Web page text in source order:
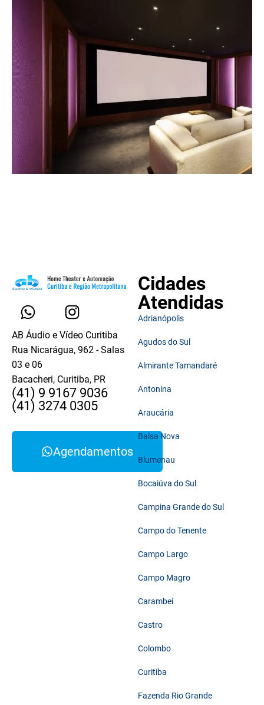
AB Áudio e Vídeo Curitiba
Rua Nicarágua, 962 - Salas
03 e 06
Bacacheri, Curitiba, PR
(41) 9 9167 9036
(41) 3274 0305
Agendamentos
Cidades
Atendidas
Adrianópolis
Agudos do Sul
Almirante Tamandaré
Antonina
Araucária
Balsa Nova
Blumenau
Bocaiúva do Sul
Campina Grande do Sul
Campo do Tenente
Campo Largo
Campo Magro
Carambeí
Castro
Colombo
Curitiba
Fazenda Rio Grande